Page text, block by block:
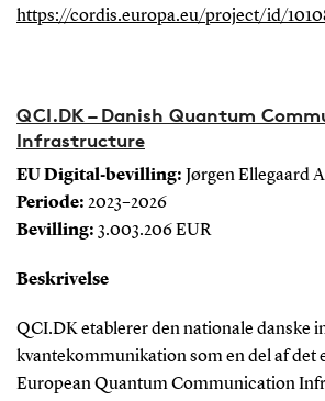
https://cordis.europa.eu/project/id/
QCI.DK – Danish Quantum
Infrastructure
EU Digital‑bevilling: Jørgen Ellegaard
Periode: 2023–2026
Bevilling: 3.003.206 EUR
Beskrivelse
QCI.DK etablerer den nationale danske
kvantekommunikation som en del af
European Quantum Communication